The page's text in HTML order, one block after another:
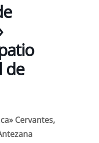
de
Cervantes,